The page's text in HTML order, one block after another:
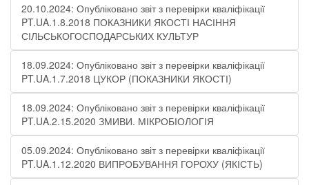
20.10.2024: Опубліковано звіт з перевірки кваліфікації
PT.UA.1.8.2018 ПОКАЗНИКИ ЯКОСТІ НАСІННЯ
СІЛЬСЬКОГОСПОДАРСЬКИХ КУЛЬТУР
18.09.2024: Опубліковано звіт з перевірки кваліфікації
PT.UA.1.7.2018 ЦУКОР (ПОКАЗНИКИ ЯКОСТІ)​
18.09.2024: Опубліковано звіт з перевірки кваліфікації
PT.UA.2.15.2020 ЗМИВИ. МІКРОБІОЛОГІЯ
05.09.2024: Опубліковано звіт з перевірки кваліфікації
PT.UA.1.12.2020 ВИПРОБУВАННЯ ГОРОХУ (ЯКІСТЬ)